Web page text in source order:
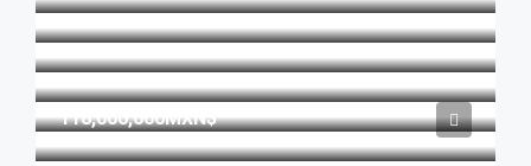
118,000,000MXN$